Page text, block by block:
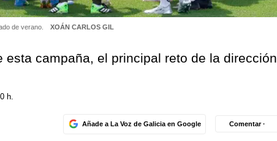
de verano. XOÁN CARLOS GIL
esta campaña, el principal reto de la dirección
h.
Añade a La Voz de Galicia en Google Comentar ·